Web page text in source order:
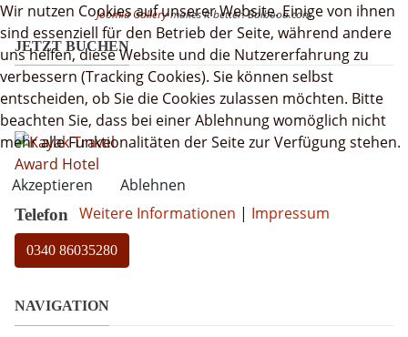
Joomla Gallerymakes it better. Balbooa.com
JETZT BUCHEN
Telefon
0340 86035280
NAVIGATION
Wir nutzen Cookies auf unserer Website. Einige von ihnen
sind essenziell für den Betrieb der Seite, während andere
uns helfen, diese Website und die Nutzererfahrung zu
verbessern (Tracking Cookies). Sie können selbst
entscheiden, ob Sie die Cookies zulassen möchten. Bitte
beachten Sie, dass bei einer Ablehnung womöglich nicht
mehr alle Funktionalitäten der Seite zur Verfügung stehen.
Akzeptieren
Ablehnen
Weitere Informationen | Impressum